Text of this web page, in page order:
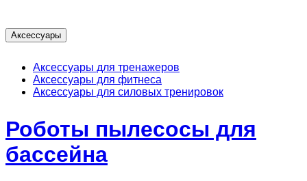
Аксессуары
Аксессуары для тренажеров
Аксессуары для фитнеса
Аксессуары для силовых тренировок
Роботы пылесосы для
бассейна